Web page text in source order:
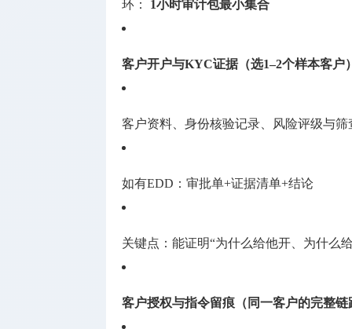
环： 1小时审计包最小集合
客户开户与KYC证据（选1–2个样本客户
客户资料、身份核验记录、风险评级与筛
如有EDD：审批单+证据清单+结论
关键点：能证明“为什么给他开、为什么
客户授权与指令留痕（同一客户的完整链